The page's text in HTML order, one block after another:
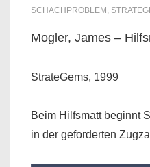
SCHACHPROBLEM ,
Mogler, James –
StrateGems, 1999
Beim Hilfsmatt beginnt
in der geforderten